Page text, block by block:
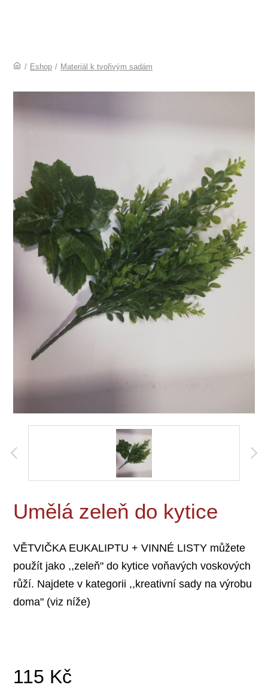
/ Eshop / Materiál k tvořivým sadám
Umělá zeleň do kytice
VĚTVIČKA EUKALIPTU + VINNÉ LISTY můžete
použít jako ,,zeleň" do kytice voňavých voskových
růží. Najdete v kategorii ,,kreativní sady na výrobu
doma" (viz níže)
115 Kč